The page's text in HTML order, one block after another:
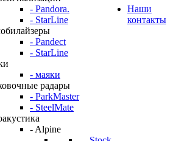
- Pandora.
- StarLine
- Pandect
- StarLine
- маяки
радары
- ParkMaster
- SteelMate
- Alpine
Наши
контакты